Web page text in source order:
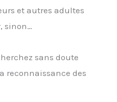
et autres adultes
sinon…
sans doute
reconnaissance des